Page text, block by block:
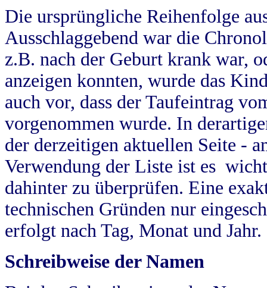
Die ursprüngliche Reihenfolge
Ausschlaggebend war die
z.B. nach der Geburt krank war,
anzeigen konnten, wurde das
auch vor, dass der Taufeintrag
vorgenommen wurde. In
der derzeitigen aktuellen Seite -
Verwendung der Liste ist es
dahinter zu überprüfen. Eine
technischen Gründen nur
erfolgt nach Tag, Monat und Jahr.
Schreibweise der Namen